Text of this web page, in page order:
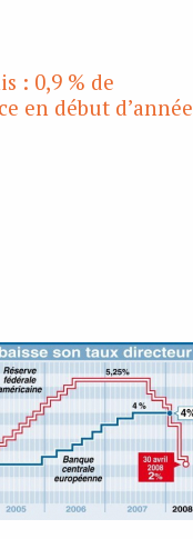
: 0,9 % de
en début d’année